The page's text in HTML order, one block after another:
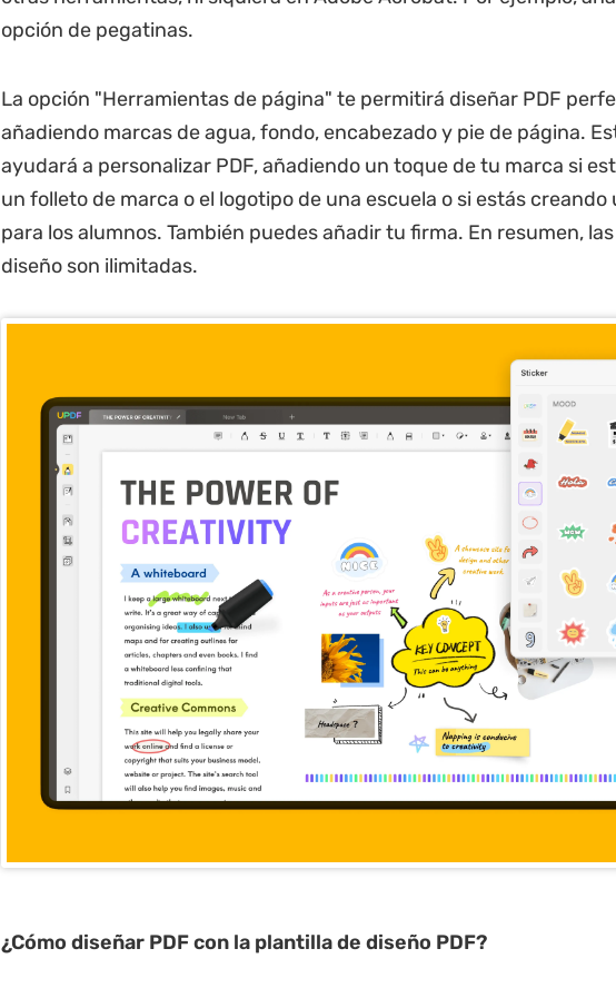
opción de pegatinas.
La opción "Herramientas de página" te permitirá diseñar PDF
añadiendo marcas de agua, fondo, encabezado y pie de página.
ayudará a personalizar PDF, añadiendo un toque de tu marca si
un folleto de marca o el logotipo de una escuela o si estás creando
para los alumnos. También puedes añadir tu firma. En resumen,
diseño son ilimitadas.
¿Cómo diseñar PDF con la plantilla de diseño PDF?